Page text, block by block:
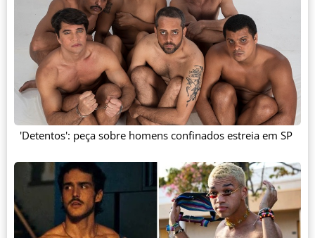
'Detentos': peça sobre homens confinados estreia em SP